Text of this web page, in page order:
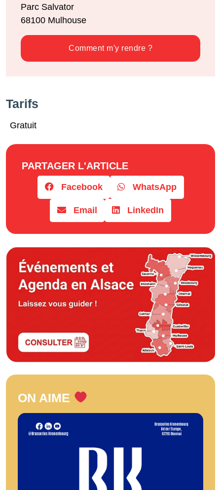
Parc Salvator
68100 Mulhouse
Comment m'y rendre ?
Tarifs
Gratuit
PARTAGER L'ARTICLE
Facebook WhatsApp
Email LinkedIn
ON AIME